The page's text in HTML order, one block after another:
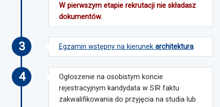
W pierwszym etapie rekrutacji nie składasz
dokumentów.
Egzamin wstępny na kierunek architektura.
3
Ogłoszenie na osobistym koncie
rejestracyjnym kandydata w SIR faktu
zakwalifikowania do przyjęcia na studia lub
4